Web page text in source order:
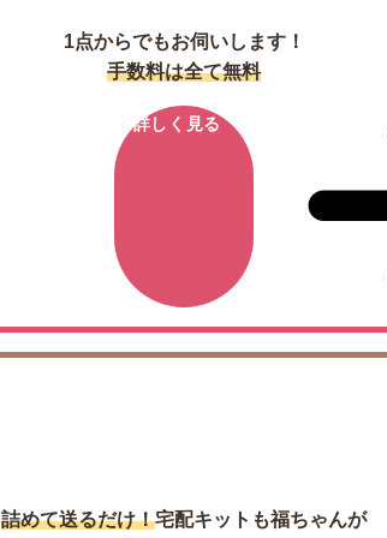
1点からでもお伺いします！
手数料は全て無料
詳しく見る
詰めて送るだけ！宅配キットも福ちゃんが